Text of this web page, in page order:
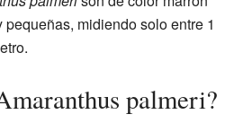
midiendo solo entre 1
palmeri?